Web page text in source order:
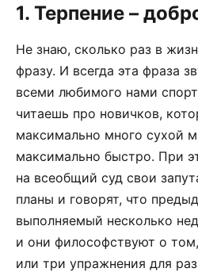
1. Терпение –
Не знаю, сколько раз в
фразу. И всегда эта фраза
всеми любимого нами
читаешь про новичков,
максимально много сухой
максимально быстро. При
на всеобщий суд свои
планы и говорят, что
выполняемый несколько
и они философствуют о
или три упражнения для